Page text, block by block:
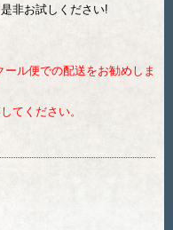
非お試しください!
ル便での配送をお勧めしま
てください。